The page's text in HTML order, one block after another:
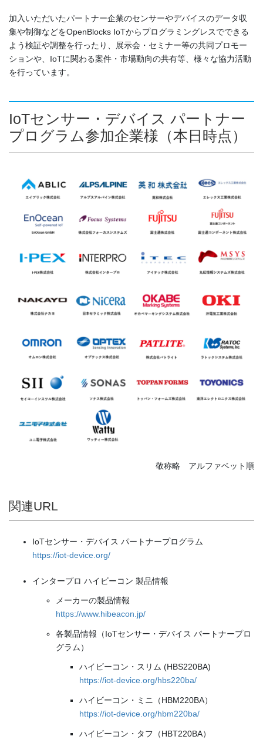
加入いただいたパートナー企業のセンサーやデバイスのデータ収
集や制御などをOpenBlocks IoTからプログラミングレスでできる
よう検証や調整を行ったり、展示会・セミナー等の共同プロモー
ションや、IoTに関わる案件・市場動向の共有等、様々な協力活動
を行っています。
IoTセンサー・デバイス パートナー
プログラム参加企業様（本日時点）
敬称略 アルファベット順
関連URL
IoTセンサー・デバイス パートナープログラム
https://iot-device.org/
インタープロ ハイビーコン 製品情報
メーカーの製品情報
https://www.hibeacon.jp/
各製品情報（IoTセンサー・デバイス パートナープロ
グラム）
ハイビーコン・スリム (HBS220BA)
https://iot-device.org/hbs220ba/
ハイビーコン・ミニ（HBM220BA）
https://iot-device.org/hbm220ba/
ハイビーコン・タフ（HBT220BA）